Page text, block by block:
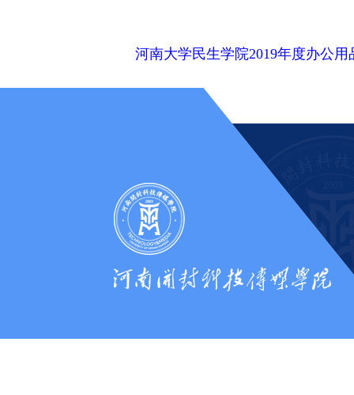
河南大学民生学院2019年度办公用